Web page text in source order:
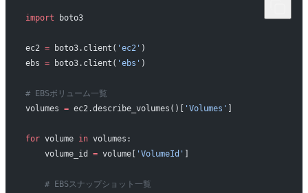
import boto3
ec2 = boto3.client( 'ec2' )
ebs = boto3.client( 'ebs' )
# EBSボリューム一覧
volumes = ec2.describe_volumes()[ 'Volumes' ]
for volume in volumes:
    volume_id
= volume[ 'VolumeId' ]
    # EBSスナップショット一覧